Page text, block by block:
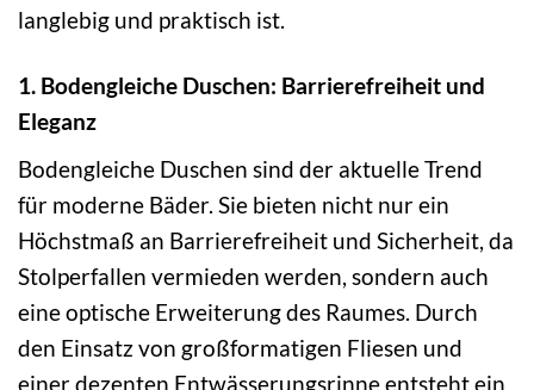
langlebig und praktisch ist.
1. Bodengleiche Duschen: Barrierefreiheit und
Eleganz
Bodengleiche Duschen sind der aktuelle Trend
für moderne Bäder. Sie bieten nicht nur ein
Höchstmaß an Barrierefreiheit und Sicherheit, da
Stolperfallen vermieden werden, sondern auch
eine optische Erweiterung des Raumes. Durch
den Einsatz von großformatigen Fliesen und
einer dezenten Entwässerungsrinne entsteht ein